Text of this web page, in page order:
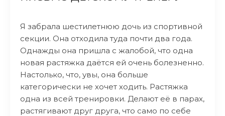
Я забрала шестилетнюю дочь из спортивной
секции. Она отходила туда почти два года.
Однажды она пришла с жалобой, что одна
новая растяжка даётся ей очень болезненно.
Настолько, что, увы, она больше
категорически не хочет ходить. Растяжка
одна из всей тренировки. Делают её в парах,
растягивают друг друга, что само по себе